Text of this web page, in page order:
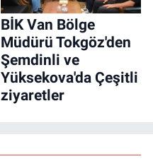
BİK Van Bölge
Müdürü Tokgöz'den
Şemdinli ve
Yüksekova'da Çeşitli
ziyaretler